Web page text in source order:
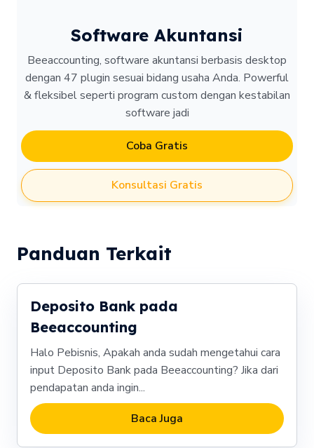
Software Akuntansi
Beeaccounting, software akuntansi berbasis desktop
dengan 47 plugin sesuai bidang usaha Anda. Powerful
& fleksibel seperti program custom dengan kestabilan
software jadi
Coba Gratis
Konsultasi Gratis
Panduan Terkait
Deposito Bank pada
Beeaccounting
Halo Pebisnis, Apakah anda sudah mengetahui cara
input Deposito Bank pada Beeaccounting? Jika dari
pendapatan anda ingin...
Baca Juga